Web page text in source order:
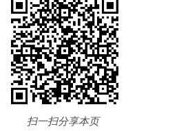
扫一扫分享本页